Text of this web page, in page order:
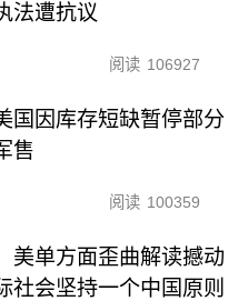
法遭抗议
阅读 106927
国因库存短缺暂停部分
售
阅读 100359
美单方面歪曲解读撼动
社会坚持一个中国原则